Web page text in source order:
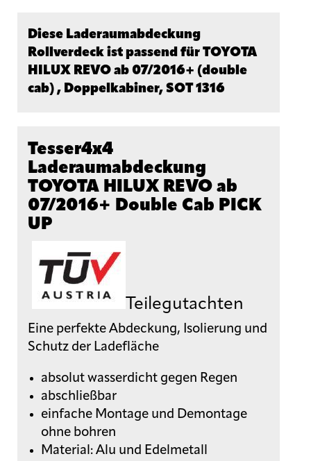
Diese Laderaumabdeckung
Rollverdeck ist passend für TOYOTA
HILUX REVO ab 07/2016+ (double
cab) , Doppelkabiner, SOT 1316
Tesser4x4
Laderaumabdeckung
TOYOTA HILUX REVO ab
07/2016+ Double Cab PICK
UP
Teilegutachten
Eine perfekte Abdeckung, Isolierung und
Schutz der Ladefläche
absolut wasserdicht gegen Regen
abschließbar
einfache Montage und Demontage
ohne bohren
Material: Alu und Edelmetall